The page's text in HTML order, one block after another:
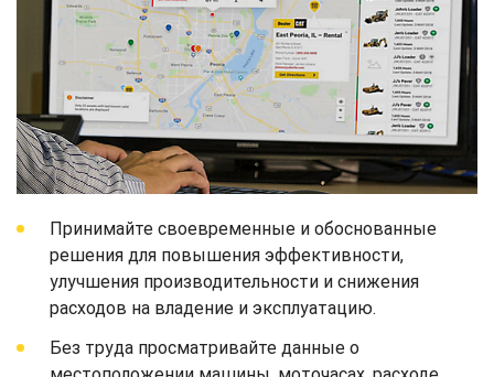
Принимайте своевременные и обоснованные
решения для повышения эффективности,
улучшения производительности и снижения
расходов на владение и эксплуатацию.
Без труда просматривайте данные о